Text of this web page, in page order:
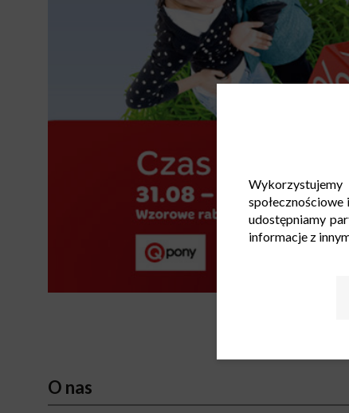
O nas
udostępniamy
informacje z